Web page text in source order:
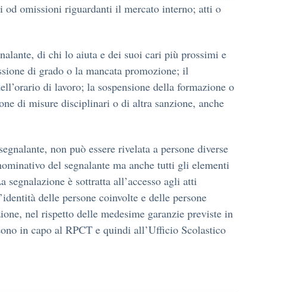
omissioni riguardanti il mercato interno; atti o
di chi lo aiuta e dei suoi cari più prossimi e
di grado o la mancata promozione; il
di lavoro; la sospensione della formazione o
di misure disciplinari o di altra sanzione, anche
non può essere rivelata a persone diverse
del segnalante ma anche tutti gli elementi
è sottratta all’accesso agli atti
delle persone coinvolte e delle persone
nel rispetto delle medesime garanzie previste in
in capo al RPCT e quindi all’Ufficio Scolastico